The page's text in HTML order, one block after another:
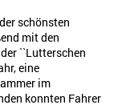
schönsten
mit den
``Lutterschen
eine
im
konnten Fahrer